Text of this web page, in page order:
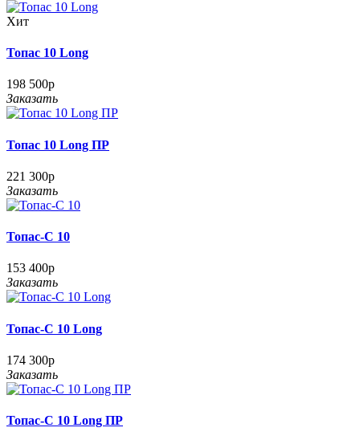
Хит
Топас 10 Long
198 500р
Заказать
Топас 10 Long ПР
221 300р
Заказать
Топас-С 10
153 400р
Заказать
Топас-С 10 Long
174 300р
Заказать
Топас-С 10 Long ПР